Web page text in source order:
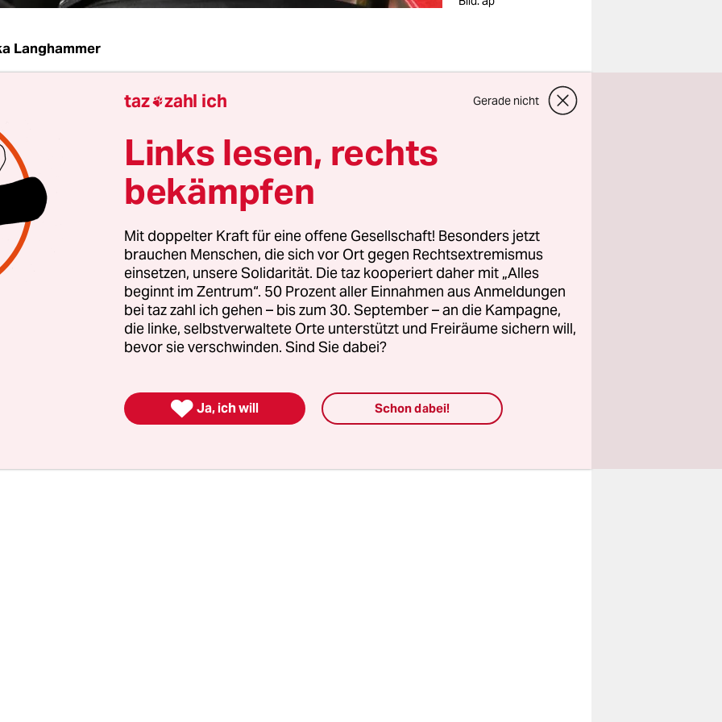
Langhammer
Gewalttäter zuschlagen, haben sie oft kein gefestigtes,
Zu diesem Ergebnis kommt eine Studie des
Antisemitismusforschung der Technischen Universität
der in Berlin begangenen rechtsextremen
basieren auf Vorurteilen und Hass gegenüber
Gruppen, 15 Prozent seien politisch-ideologisch motiviert,
Michael Kohlstruck, der die Studie erstellt hat.
der Soziologe ab: "Wir müssen die spezielle Frontstellung
aufgeben. In den Fokus müssen vielmehr
generell gerückt werden." Die 120 Seiten
Studie, die im Auftrag der Landeskommission Berlin
in Berlin, die präventiv gegen rechte Gewalt wirken.
taz zahl ich Gerade nicht
Links lesen, rechts
bekämpfen
Mit doppelter Kraft für eine offene Gesellschaft! Besonders jetzt
brauchen Menschen, die sich vor Ort gegen Rechtsextremismus
einsetzen, unsere Solidarität. Die taz kooperiert daher mit „Alles
beginnt im Zentrum“. 50 Prozent aller Einnahmen aus Anmeldungen
bei taz zahl ich gehen – bis zum 30. September – an die Kampagne,
die linke, selbstverwaltete Orte unterstützt und Freiräume sichern will,
bevor sie verschwinden. Sind Sie dabei?
 Ja, ich will Schon dabei!